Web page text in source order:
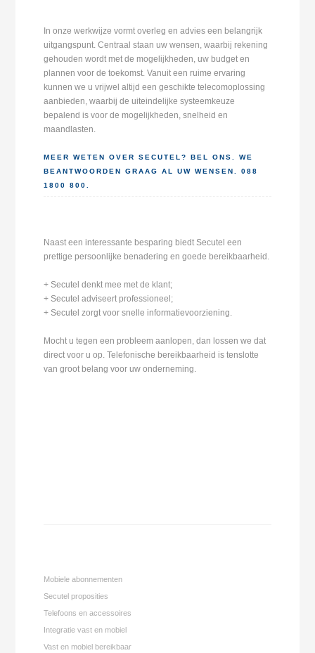
In onze werkwijze vormt overleg en advies een belangrijk
uitgangspunt. Centraal staan uw wensen, waarbij rekening
gehouden wordt met de mogelijkheden, uw budget en
plannen voor de toekomst. Vanuit een ruime ervaring
kunnen we u vrijwel altijd een geschikte telecomoplossing
aanbieden, waarbij de uiteindelijke systeemkeuze
bepalend is voor de mogelijkheden, snelheid en
maandlasten.
MEER WETEN OVER SECUTEL? BEL ONS. WE
BEANTWOORDEN GRAAG AL UW WENSEN. 088
1800 800.
Naast een interessante besparing biedt Secutel een
prettige persoonlijke benadering en goede bereikbaarheid.
+ Secutel denkt mee met de klant;
+ Secutel adviseert professioneel;
+ Secutel zorgt voor snelle informatievoorziening.
Mocht u tegen een probleem aanlopen, dan lossen we dat
direct voor u op. Telefonische bereikbaarheid is tenslotte
van groot belang voor uw onderneming.
Mobiele abonnementen
Secutel proposities
Telefoons en accessoires
Integratie vast en mobiel
Vast en mobiel bereikbaar